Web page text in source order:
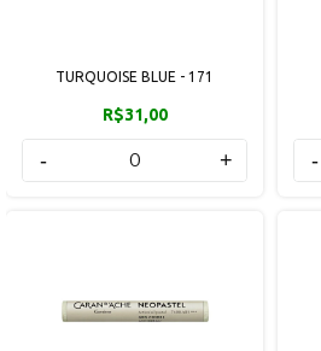
TURQUOISE BLUE - 171
R$31,00
- + -